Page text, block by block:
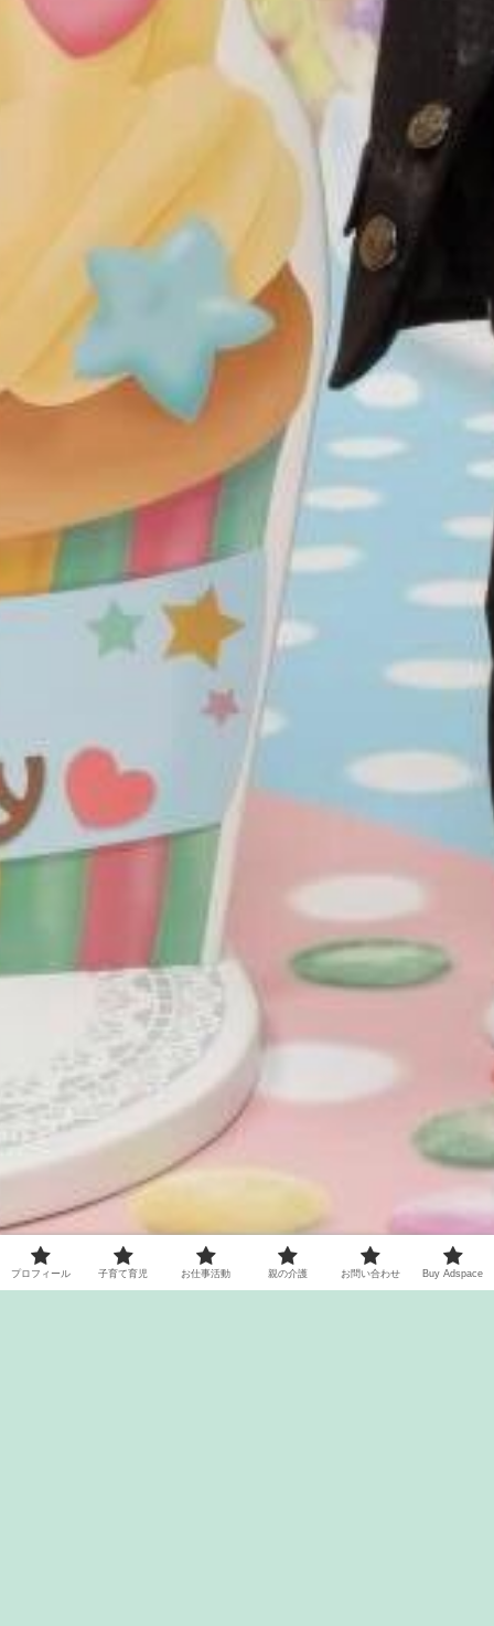
プロフィール 子育て育児 お仕事活動 親の介護 お問い合わせ Buy Adspace